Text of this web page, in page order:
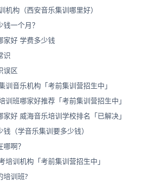
机构（西安音乐集训哪里好）
一个月？
家好 学费多少钱
识
误区
训音乐机构「考前集训营招生中」
训班哪家好推荐「考前集训营招生中」
好 威海音乐培训学校排名「已解决」
（学音乐集训要多少钱）
啊？
培训机构「考前集训营招生中」
培训班?